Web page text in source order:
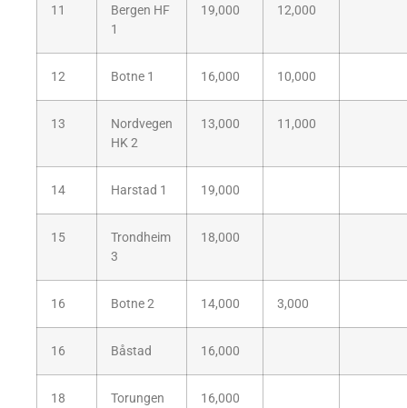
11
Bergen HF
1
19,000 12,000
12 Botne 1 16,000 10,000
13
Nordvegen
HK 2
13,000 11,000
14 Harstad 1 19,000
15
Trondheim
3
18,000
16 Botne 2 14,000 3,000
16 Båstad 16,000
18
Torungen
16,000